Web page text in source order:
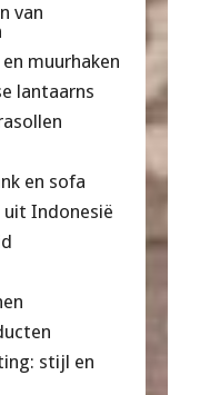
van
muurhaken
lantaarns
en sofa
uit Indonesië
stijl en